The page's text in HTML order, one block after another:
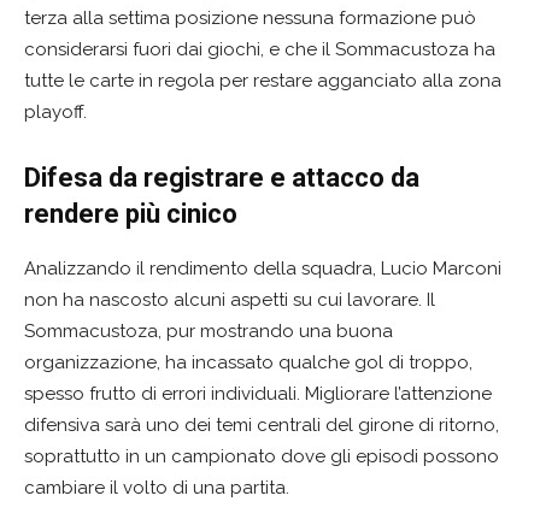
terza alla settima posizione nessuna formazione può
considerarsi fuori dai giochi, e che il Sommacustoza ha
tutte le carte in regola per restare agganciato alla zona
playoff.
Difesa da registrare e attacco da
rendere più cinico
Analizzando il rendimento della squadra, Lucio Marconi
non ha nascosto alcuni aspetti su cui lavorare. Il
Sommacustoza, pur mostrando una buona
organizzazione, ha incassato qualche gol di troppo,
spesso frutto di errori individuali. Migliorare l’attenzione
difensiva sarà uno dei temi centrali del girone di ritorno,
soprattutto in un campionato dove gli episodi possono
cambiare il volto di una partita.